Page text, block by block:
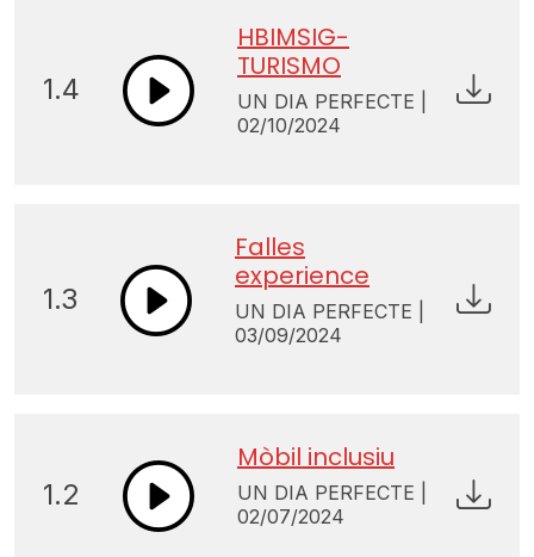
1.4
HBIMSIG-
TURISMO
UN DIA PERFECTE |
02/10/2024
1.3
Falles
experience
UN DIA PERFECTE |
03/09/2024
1.2
Mòbil inclusiu
UN DIA PERFECTE |
02/07/2024